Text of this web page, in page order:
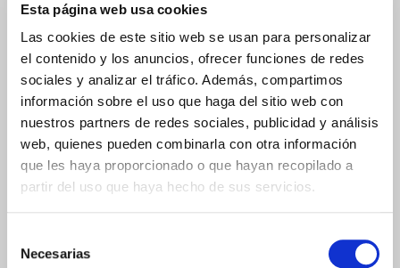
Esta página web usa cookies
Las cookies de este sitio web se usan para personalizar
el contenido y los anuncios, ofrecer funciones de redes
sociales y analizar el tráfico. Además, compartimos
información sobre el uso que haga del sitio web con
nuestros partners de redes sociales, publicidad y análisis
web, quienes pueden combinarla con otra información
que les haya proporcionado o que hayan recopilado a
partir del uso que haya hecho de sus servicios.
Necesarias
Mercè Moreu
garganta, no es necesario el magnesio